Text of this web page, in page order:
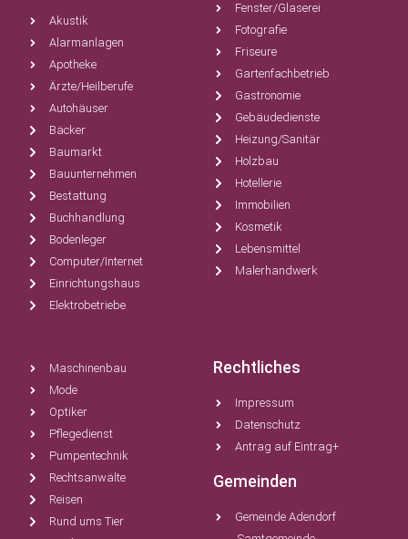
Akustik
Alarmanlagen
Apotheke
Ärzte/Heilberufe
Autohäuser
Bäcker
Baumarkt
Bauunternehmen
Bestattung
Buchhandlung
Bodenleger
Computer/Internet
Einrichtungshaus
Elektrobetriebe
Fenster/Glaserei
Fotografie
Friseure
Gartenfachbetrieb
Gastronomie
Gebäudedienste
Heizung/Sanitär
Holzbau
Hotellerie
Immobilien
Kosmetik
Lebensmittel
Malerhandwerk
Maschinenbau
Mode
Optiker
Pflegedienst
Pumpentechnik
Rechtsanwälte
Reisen
Rund ums Tier
Rechtliches
Impressum
Datenschutz
Antrag auf Eintrag+
Gemeinden
Gemeinde Adendorf